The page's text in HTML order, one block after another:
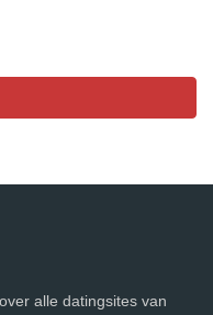
alle datingsites van